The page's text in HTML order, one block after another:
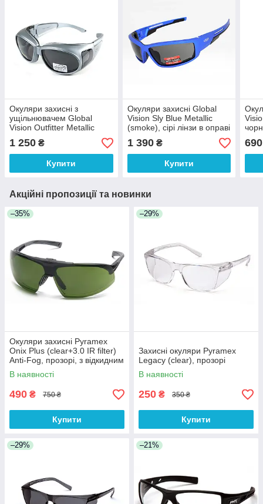
Окуляри захисні з
ущільнювачем Global
Vision Outfitter Metallic
(gray) Anti-Fog, чорні в
сірій оправі
1 250 ₴
Купити
Окуляри захисні Global
Vision Sly Blue Metallic
(smoke), сірі лінзи в оправі
синій металік
1 390₴
Купити
690
Акційні пропозиції та новинки
–35%
Окуляри захисні Pyramex
Onix Plus (clear+3.0 IR filter)
Anti-Fog, прозорі, з відкидним
фільтром від ІнфраЧерв
випромін
В наявності
490 ₴ 750 ₴
Купити
–29%
Захисні окуляри Pyramex
Legacy (clear), прозорі
В наявності
250 ₴ 350 ₴
Купити
–29% –21%